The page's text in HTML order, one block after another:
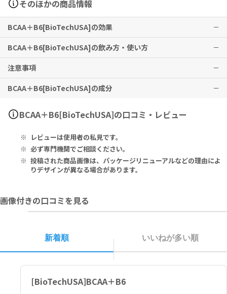
そのほかの商品情報
BCAA＋B6[BioTechUSA]の効果
運動習慣のある方のアクティブなライフスタイルをサポートします。
※有用性には個人差がありますことを予めご了承ください。
BCAA＋B6[BioTechUSA]の飲み方・使い方
1日に4タブレットを目安にお召し上がりください。
使用例として、2タブレットをトレーニング前に、2タブレットをトレ
ーニング後に召し上がる方もいらっしゃいます。
注意事項
本品は、多量摂取により疾病が治癒したり、より健康が増進するもの
1日の摂取目安量を必ず守り、過剰な摂取はお控えください。
子供の手の届かないところに保管してください。
BCAA＋B6[BioTechUSA]の成分
Daily Amount 2 Servings (2x2 Tablets):
BCAA 2:1:1 (- of which L-Leucine 2000 mg, - of which L-Isoleu
B6 1.5 mg
Ingredients: Branched Chain Amino Acids Granular 56% (L-Le
ucine 28%, L-Isoleucine 14%, L-Valine 14%), Bulking Agent (C
sers (Polyvinyl Alcohol-Polyethylene Glycol-Graft-Co-Polym
er, Polyvinyl Alcohol), Anti-Caking Agents (Talc, Mono- And D
1日あたり2回分（2x2タブレット）：
BCAA 2:1:1（内訳 L-ロイシン 2000 mg、L-イソロイシン 1000 m
g、L-バリン 1000 mg） 4000 mg、ビタミンB6 1.5 mg
配合成分：分岐鎖アミノ酸顆粒 56％（L-ロイシン 28％、L-イソロイ
BCAA＋B6[BioTechUSA]の口コミ・レビュー
レビューは使用者の私見です。
必ず専門機関でご相談ください。
投稿された商品画像は、パッケージリニューアルなどの理由によ
りデザインが異なる場合があります。
画像付きの口コミを見る
新着順 いいねが多い順
[BioTechUSA]BCAA＋B6